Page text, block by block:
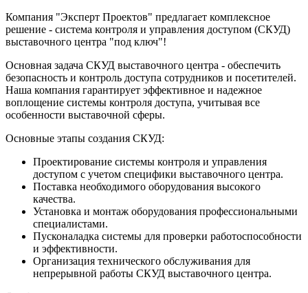
Компания "Эксперт Проектов" предлагает комплексное
решение - система контроля и управления доступом (СКУД)
выставочного центра "под ключ"!
Основная задача СКУД выставочного центра - обеспечить
безопасность и контроль доступа сотрудников и посетителей.
Наша компания гарантирует эффективное и надежное
воплощение системы контроля доступа, учитывая все
особенности выставочной сферы.
Основные этапы создания СКУД:
Проектирование системы контроля и управления
доступом с учетом специфики выставочного центра.
Поставка необходимого оборудования высокого
качества.
Установка и монтаж оборудования профессиональными
специалистами.
Пусконаладка системы для проверки работоспособности
и эффективности.
Организация технического обслуживания для
непрерывной работы СКУД выставочного центра.